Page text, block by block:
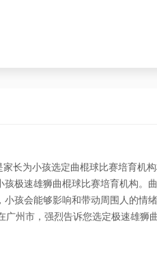
长为小孩选定曲棍球比赛培育机
极速雄狮曲棍球比赛培育机构。
孩会能够影响和带动周围人的情
州市，强烈告诉您选定极速雄狮